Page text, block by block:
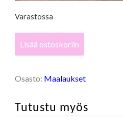
Varastossa
-
määrä
Lisää ostoskoriin
Osasto: Maalaukset
Tutustu myös